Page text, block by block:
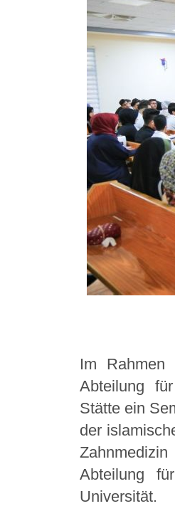
Im Rahmen
Abteilung
Stätte ein
der
Abteilung
Universität.